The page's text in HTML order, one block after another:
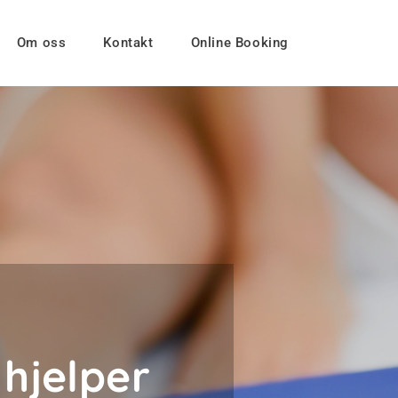
Om oss Kontakt Online Booking